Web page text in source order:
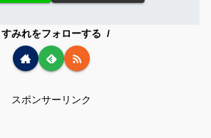
すみれをフォローする
スポンサーリンク